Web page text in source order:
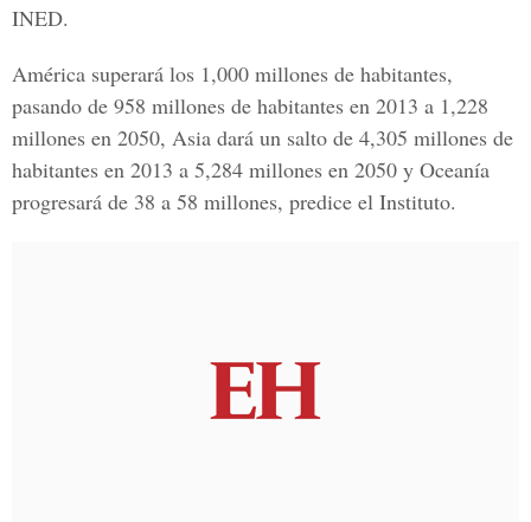
INED.
América superará los 1,000 millones de habitantes,
pasando de 958 millones de habitantes en 2013 a 1,228
millones en 2050, Asia dará un salto de 4,305 millones de
habitantes en 2013 a 5,284 millones en 2050 y Oceanía
progresará de 38 a 58 millones, predice el Instituto.